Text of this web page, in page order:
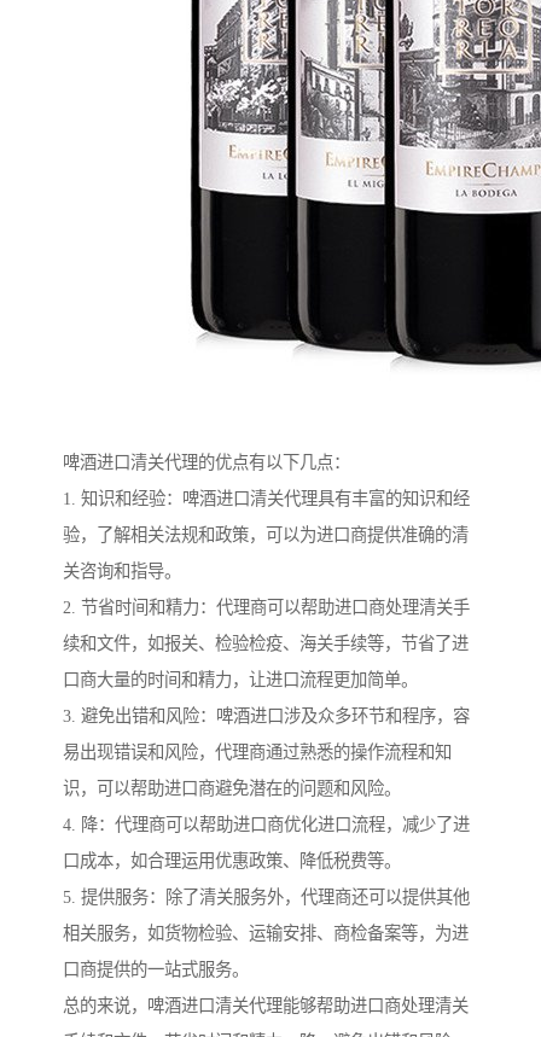
啤酒进口清关代理的优点有以下几点：
1. 知识和经验：啤酒进口清关代理具有丰富的知识和经
验，了解相关法规和政策，可以为进口商提供准确的清
关咨询和指导。
2. 节省时间和精力：代理商可以帮助进口商处理清关手
续和文件，如报关、检验检疫、海关手续等，节省了进
口商大量的时间和精力，让进口流程更加简单。
3. 避免出错和风险：啤酒进口涉及众多环节和程序，容
易出现错误和风险，代理商通过熟悉的操作流程和知
识，可以帮助进口商避免潜在的问题和风险。
4. 降：代理商可以帮助进口商优化进口流程，减少了进
口成本，如合理运用优惠政策、降低税费等。
5. 提供服务：除了清关服务外，代理商还可以提供其他
相关服务，如货物检验、运输安排、商检备案等，为进
口商提供的一站式服务。
总的来说，啤酒进口清关代理能够帮助进口商处理清关